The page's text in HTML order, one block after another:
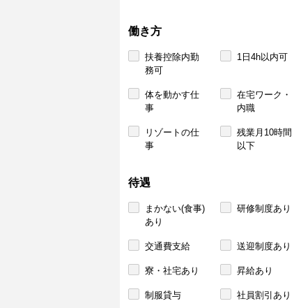
働き方
扶養控除内勤
務可
1日4h以内可
体を動かす仕
事
在宅ワーク・
内職
リゾートの仕
事
残業月10時間
以下
待遇
まかない(食事)
あり
研修制度あり
交通費支給 送迎制度あり
寮・社宅あり 昇給あり
制服貸与 社員割引あり